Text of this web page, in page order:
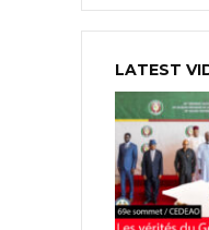
LATEST